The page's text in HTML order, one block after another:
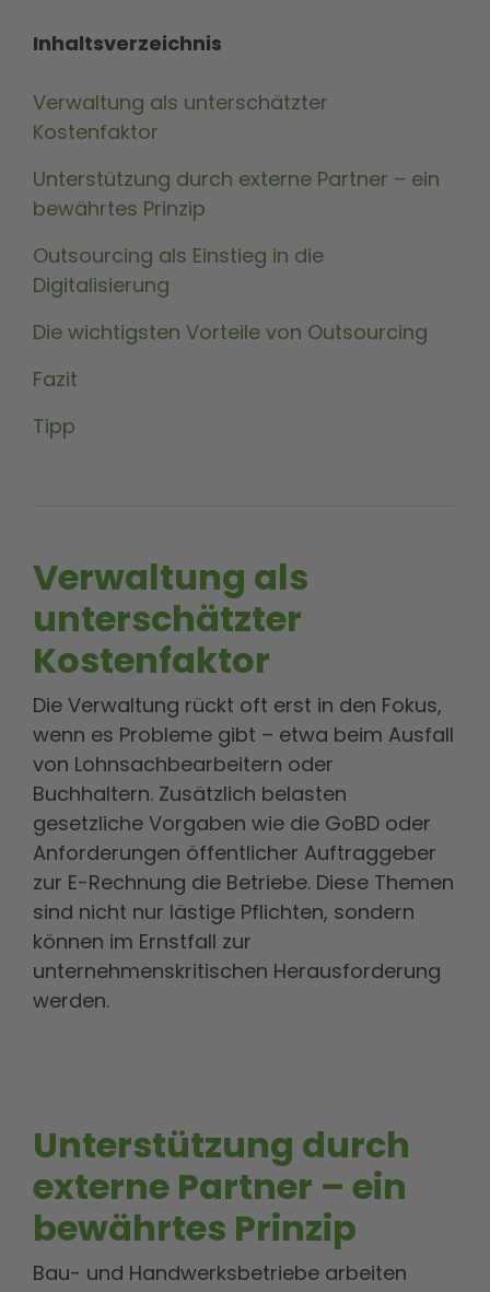
Inhaltsverzeichnis
Verwaltung als unterschätzter
Kostenfaktor
Unterstützung durch externe Partner – ein
bewährtes Prinzip
Outsourcing als Einstieg in die
Digitalisierung
Die wichtigsten Vorteile von Outsourcing
Fazit
Tipp
Verwaltung als
unterschätzter
Kostenfaktor
Die Verwaltung rückt oft erst in den Fokus,
wenn es Probleme gibt – etwa beim Ausfall
von Lohnsachbearbeitern oder
Buchhaltern. Zusätzlich belasten
gesetzliche Vorgaben wie die GoBD oder
Anforderungen öffentlicher Auftraggeber
zur E-Rechnung die Betriebe. Diese Themen
sind nicht nur lästige Pflichten, sondern
können im Ernstfall zur
unternehmenskritischen Herausforderung
werden.
Unterstützung durch
externe Partner – ein
bewährtes Prinzip
Bau- und Handwerksbetriebe arbeiten